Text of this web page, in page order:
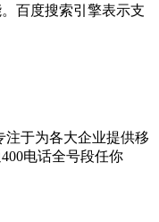
百度搜索引擎表示支
注于为各大企业提供移
电话全号段任你